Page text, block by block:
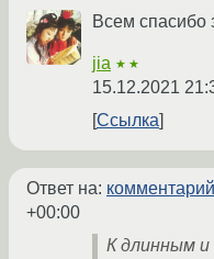
Всем
jia ★★
15.12.2021
Ссылка
Ответ на: комментарий
+00:00
К длинным